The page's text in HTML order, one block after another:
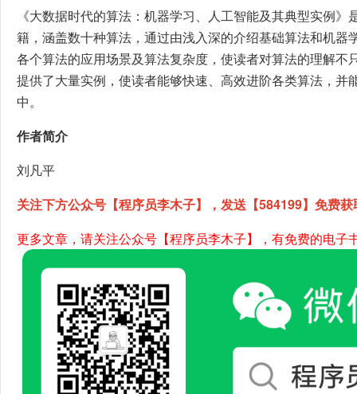
《大数据时代的算法：机器学习、人工智能及其典型实例
籍，涵盖数十种算法，通过由浅入深的介绍基础算法和机器
各个算法的应用场景及算法复杂度，使读者对算法的理解不
提供了大量实例，使读者能够快速、高效进阶各类算法，并
中。
作者简介
刘凡平
关注下方公众号【程序员李木子】，发送【584199】免费获
更多文章，请关注公众号【程序员李木子】，有免费的电子